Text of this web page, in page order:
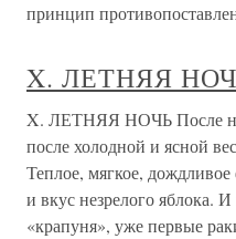
принцип
X. ЛЕТНЯЯ
X. ЛЕТНЯЯ НОЧЬ После
после холодной и ясной
Теплое, мягкое,
и вкус незрелого яблока.
«крапуня», уже первые